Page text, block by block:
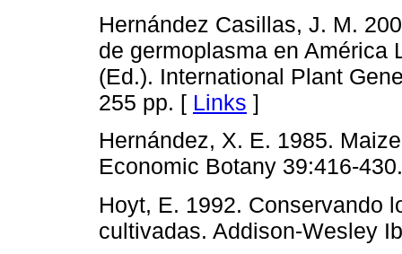
Hernández Casillas, J. M.
de germoplasma en América
(Ed.). International Plant
255 pp. [ Links ]
Hernández, X. E. 1985.
Economic Botany 39:416-
Hoyt, E. 1992. Conservando
cultivadas. Addison-Wesley